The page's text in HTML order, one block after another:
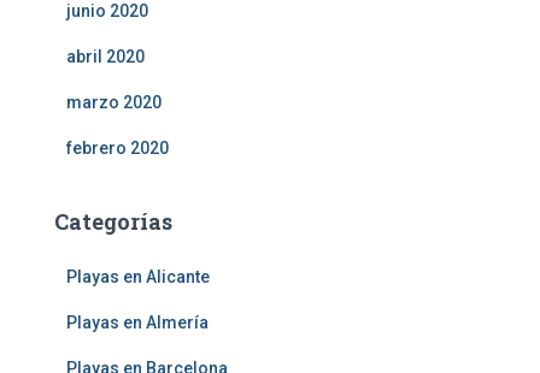
junio 2020
abril 2020
marzo 2020
febrero 2020
Categorías
Playas en Alicante
Playas en Almería
Playas en Barcelona